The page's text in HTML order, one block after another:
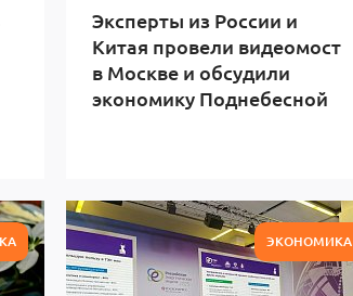
Эксперты из России и
Китая провели видеомост
в Москве и обсудили
экономику Поднебесной
ЭКОНОМИКА